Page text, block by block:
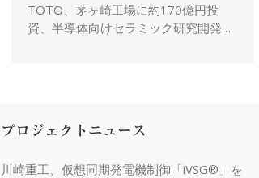
TOTO、茅ヶ崎工場に約170億円投
資、半導体向けセラミック研究開発棟
プロジェクトニュース
川崎重工、仮想同期発電機制御「iVSG®」を